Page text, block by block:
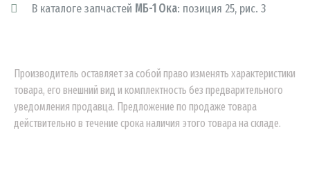
В каталоге запчастей МБ-1 Ока: позиция 25, рис. 3
Производитель оставляет за собой право изменять характеристики
товара, его внешний вид и комплектность без предварительного
уведомления продавца. Предложение по продаже товара
действительно в течение срока наличия этого товара на складе.